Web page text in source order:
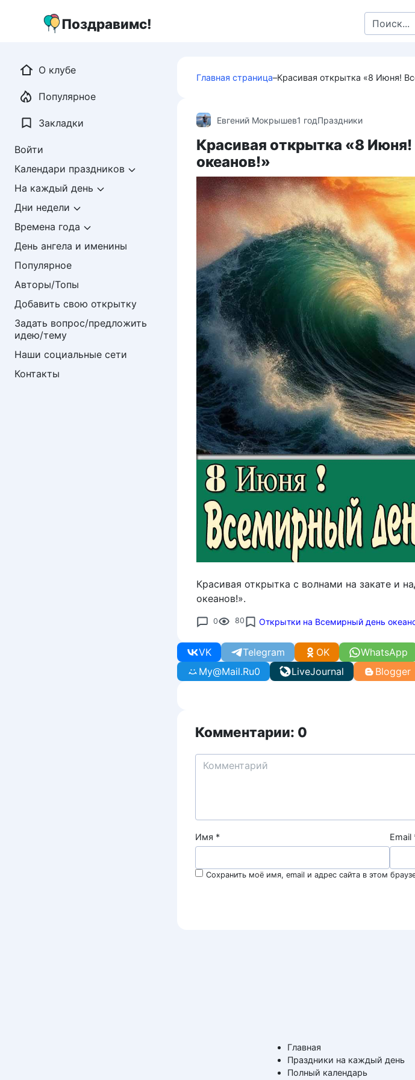
Поздравимс!
Search
for:
Главная страница–Красивая открытка «8 Июня!
Евгений Мокрышев1 годПраздники
Красивая открытка «8
океанов!»
Красивая открытка с волнами на закате и
океанов!».
0 80 Открытки на Всемирный день
WhatsApp
VK Telegram
OK
LiveJournal
My@Mail.Ru0 Blogger
Комментарии: 0
Имя * Email
Сохранить моё имя, email и адрес сайта в этом
О клубе
Популярное
Закладки
Войти
Календари праздников
На каждый день
Дни недели
Времена года
День ангела и именины
Популярное
Авторы/Топы
Добавить свою открытку
Задать вопрос/предложить
идею/тему
Наши социальные сети
Контакты
Главная
Праздники на каждый день
Полный календарь